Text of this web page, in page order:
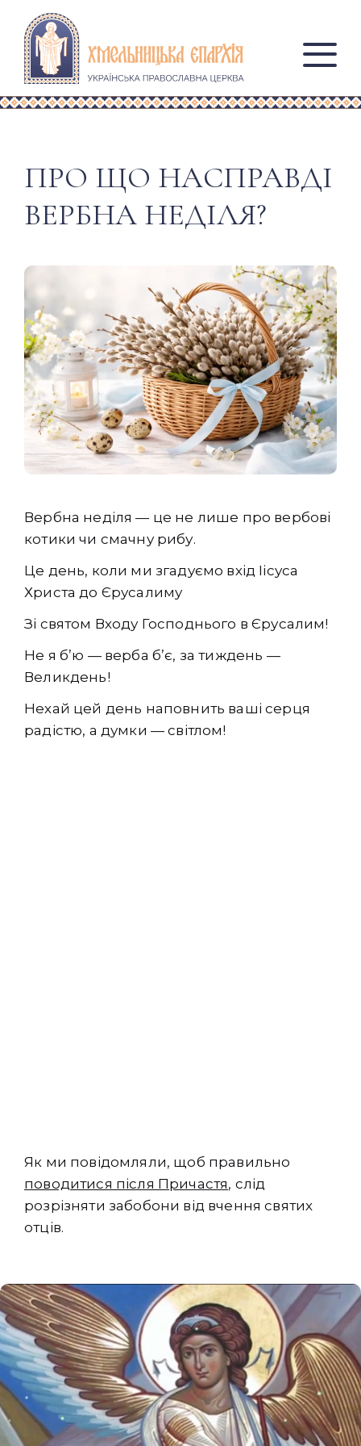
ПРО ЩО НАСПРАВДІ
ВЕРБНА НЕДІЛЯ?
Вербна неділя — це не лише про вербові
котики чи смачну рибу.
Це день, коли ми згадуємо вхід Іісуса
Христа до Єрусалиму
Зі святом Входу Господнього в Єрусалим!
Не я б’ю — верба б’є, за тиждень —
Великдень!
Нехай цей день наповнить ваші серця
радістю, а думки — світлом!
Як ми повідомляли, щоб правильно
поводитися після Причастя, слід
розрізняти забобони від вчення святих
отців.